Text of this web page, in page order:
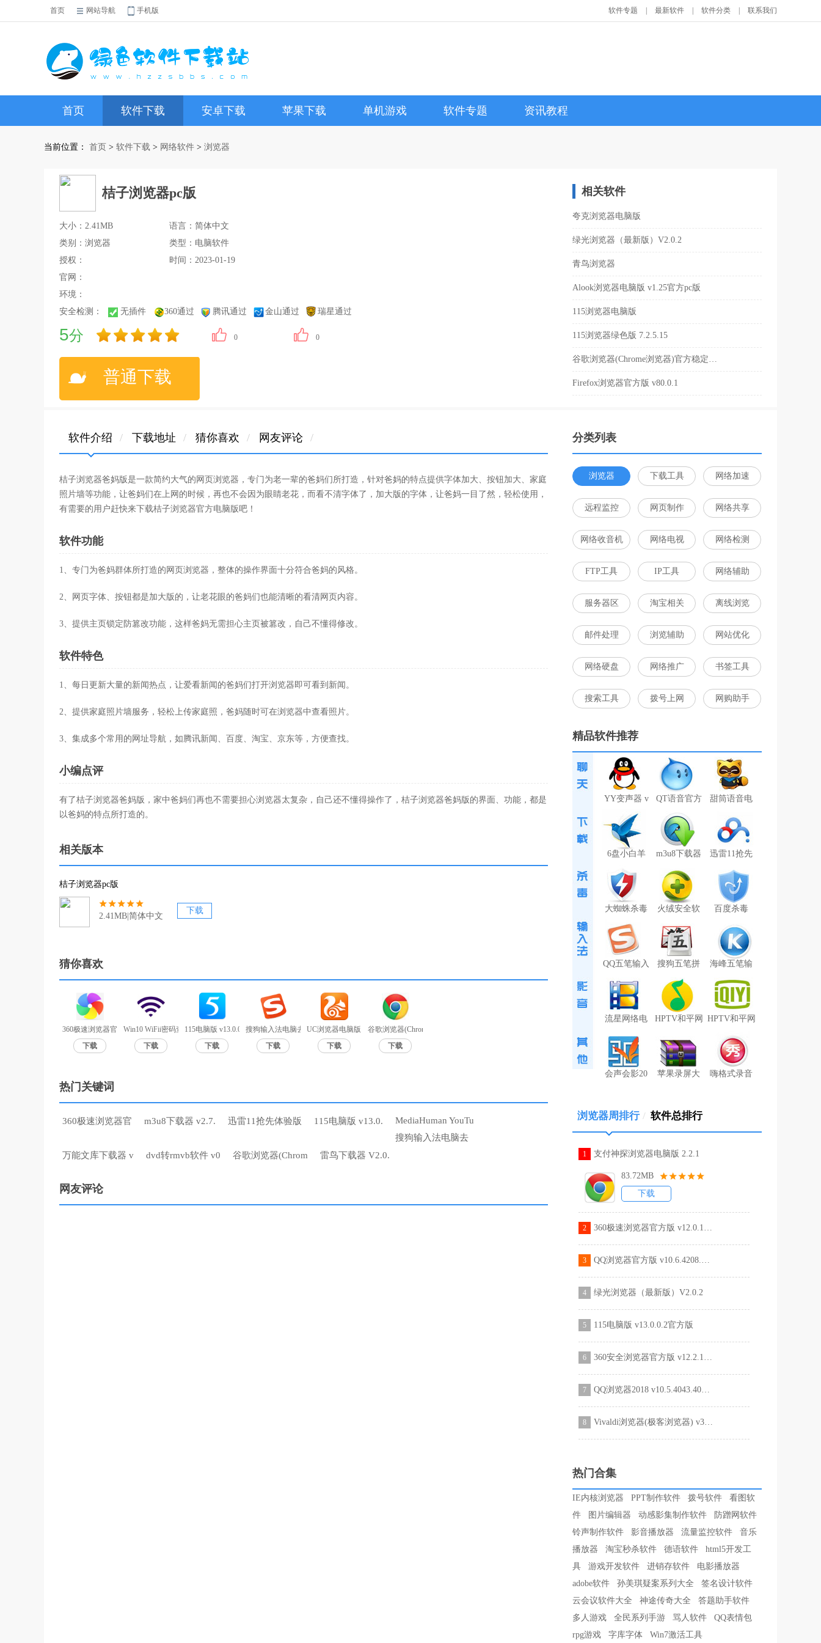
首页 网站导航 手机版 软件专题 最新软件 软件分类 联系我们
首页 软件下载 安卓下载 苹果下载 单机游戏 软件专题 资讯教程
当前位置： 首页 > 软件下载 > 网络软件 > 浏览器
桔子浏览器pc版
大小：2.41MB
语言：简体中文
类别：浏览器
类型：电脑软件
授权：
时间：2023-01-19
官网：
环境：
安全检测：
无插件 360通过 腾讯通过 金山通过 瑞星通过
0 0
5分
普通下载
相关软件
夸克浏览器电脑版
绿光浏览器（最新版）V2.0.2
青鸟浏览器
Alook浏览器电脑版 v1.25官方pc版
115浏览器电脑版
115浏览器绿色版 7.2.5.15
谷歌浏览器(Chrome浏览器)官方稳定版 v83.0.4103.10
Firefox浏览器官方版 v80.0.1
软件介绍 / 下载地址 / 猜你喜欢 / 网友评论 /
桔子浏览器爸妈版是一款简约大气的网页浏览器，专门为老一辈的爸妈们所打造，针对爸妈的特点提供字体加大、按钮加大、家庭
照片墙等功能，让爸妈们在上网的时候，再也不会因为眼睛老花，而看不清字体了，加大版的字体，让爸妈一目了然，轻松使用，
有需要的用户赶快来下载桔子浏览器官方电脑版吧！
软件功能
1、专门为爸妈群体所打造的网页浏览器，整体的操作界面十分符合爸妈的风格。
2、网页字体、按钮都是加大版的，让老花眼的爸妈们也能清晰的看清网页内容。
3、提供主页锁定防篡改功能，这样爸妈无需担心主页被篡改，自己不懂得修改。
软件特色
1、每日更新大量的新闻热点，让爱看新闻的爸妈们打开浏览器即可看到新闻。
2、提供家庭照片墙服务，轻松上传家庭照，爸妈随时可在浏览器中查看照片。
3、集成多个常用的网址导航，如腾讯新闻、百度、淘宝、京东等，方便查找。
小编点评
有了桔子浏览器爸妈版，家中爸妈们再也不需要担心浏览器太复杂，自己还不懂得操作了，桔子浏览器爸妈版的界面、功能，都是
以爸妈的特点所打造的。
相关版本
桔子浏览器pc版
2.41MB|简体中文
下载
猜你喜欢
360极速浏览器官方版 v12.0.1524.0
下载
Win10 WiFii密码查询工具 V1.0
下载
115电脑版 v13.0.0.2官方版
下载
搜狗输入法电脑去广告版 v9.7a无广告
下载
UC浏览器电脑版 v6.2.4098.3
下载
谷歌浏览器(Chrome浏览器)中文绿色版 v85.0.4183.121
下载
热门关键词
360极速浏览器官 m3u8下载器 v2.7. 迅雷11抢先体验版 115电脑版 v13.0.
MediaHuman YouTu
搜狗输入法电脑去
万能文库下载器 v
dvd转rmvb软件 v0 谷歌浏览器(Chrom 雷鸟下载器 V2.0.
网友评论
分类列表
浏览器 下载工具 网络加速
远程监控 网页制作 网络共享
网络收音机 网络电视 网络检测
FTP工具 IP工具 网络辅助
服务器区 淘宝相关 离线浏览
邮件处理 浏览辅助 网站优化
网络硬盘 网络推广 书签工具
搜索工具 拨号上网 网购助手
精品软件推荐
YY变声器 v QT语音官方 甜筒语音电
6盘小白羊 m3u8下载器 迅雷11抢先
大蜘蛛杀毒 火绒安全软 百度杀毒
QQ五笔输入 搜狗五笔拼 海峰五笔输
流星网络电 HPTV和平网 HPTV和平网
会声会影20 苹果录屏大 嗨格式录音
浏览器周排行 / 软件总排行
1 支付神探浏览器电脑版 2.2.1
83.72MB
下载
2 360极速浏览器官方版 v12.0.1524.0
3 QQ浏览器官方版 v10.6.4208.400
4 绿光浏览器（最新版）V2.0.2
5 115电脑版 v13.0.0.2官方版
6 360安全浏览器官方版 v12.2.1516.0
7 QQ浏览器2018 v10.5.4043.400官方最新版
8 Vivaldi浏览器(极客浏览器) v3.4.2049.2绿色版
热门合集
IE内核浏览器 PPT制作软件 拨号软件
看图软
件
图片编辑器 动感影集制作软件
防蹭网软件
铃声制作软件
影音播放器 流量监控软件
音乐
播放器
淘宝秒杀软件 德语软件
html5开发工
具
游戏开发软件 进销存软件
电影播放器
adobe软件
孙美琪疑案系列大全
签名设计软件
云会议软件大全
神途传奇大全
答题助手软件
多人游戏
全民系列手游 骂人软件
QQ表情包
rpg游戏
字库字体 Win7激活工具